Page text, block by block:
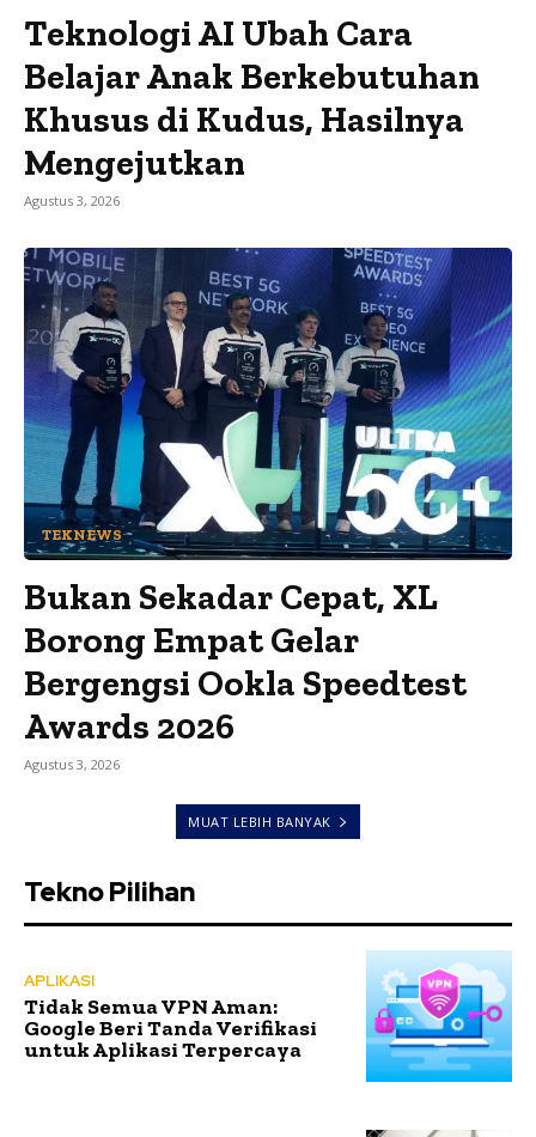
Teknologi AI Ubah Cara
Belajar Anak Berkebutuhan
Khusus di Kudus, Hasilnya
Mengejutkan
Agustus 3, 2026
TEKNEWS
Bukan Sekadar Cepat, XL
Borong Empat Gelar
Bergengsi Ookla Speedtest
Awards 2026
Agustus 3, 2026
MUAT LEBIH BANYAK
Tekno Pilihan
APLIKASI
Tidak Semua VPN Aman:
Google Beri Tanda Verifikasi
untuk Aplikasi Terpercaya